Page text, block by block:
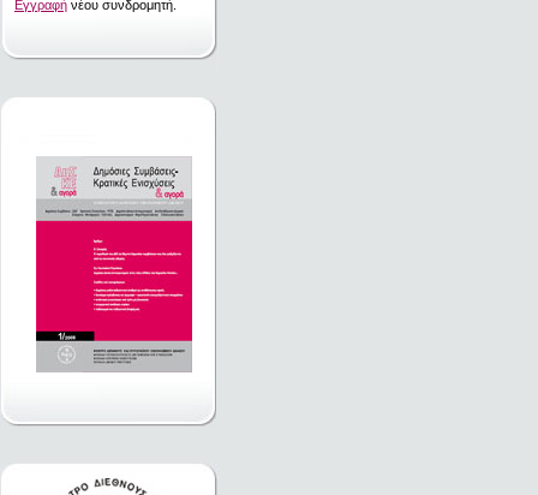
Εγγραφή νέου συνδρομητή.